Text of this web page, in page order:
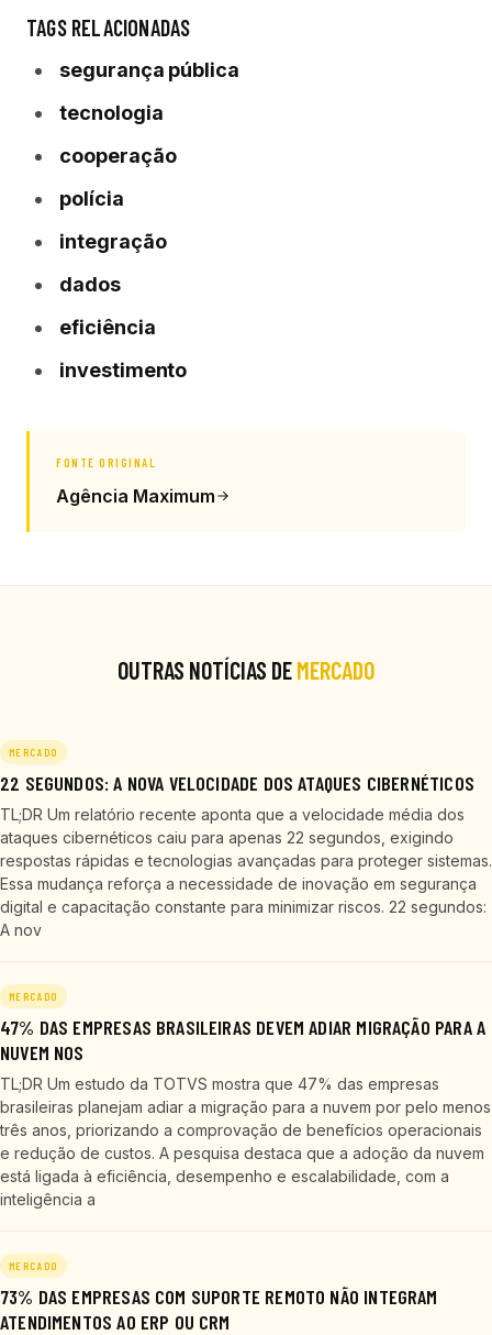
TAGS RELACIONADAS
segurança pública
tecnologia
cooperação
polícia
integração
dados
eficiência
investimento
FONTE ORIGINAL
Agência Maximum
OUTRAS NOTÍCIAS DEMERCADO
MERCADO
22 SEGUNDOS: A NOVA VELOCIDADE DOS ATAQUES CIBERNÉTICOS
TL;DR Um relatório recente aponta que a velocidade média dos
ataques cibernéticos caiu para apenas 22 segundos, exigindo
respostas rápidas e tecnologias avançadas para proteger sistemas.
Essa mudança reforça a necessidade de inovação em segurança
digital e capacitação constante para minimizar riscos. 22 segundos:
A nov
MERCADO
47% DAS EMPRESAS BRASILEIRAS DEVEM ADIAR MIGRAÇÃO PARA A
NUVEM NOS
TL;DR Um estudo da TOTVS mostra que 47% das empresas
brasileiras planejam adiar a migração para a nuvem por pelo menos
três anos, priorizando a comprovação de benefícios operacionais
e redução de custos. A pesquisa destaca que a adoção da nuvem
está ligada à eficiência, desempenho e escalabilidade, com a
inteligência a
MERCADO
73% DAS EMPRESAS COM SUPORTE REMOTO NÃO INTEGRAM
ATENDIMENTOS AO ERP OU CRM